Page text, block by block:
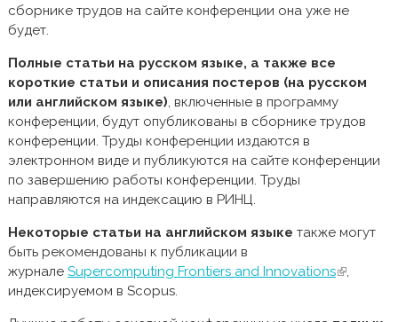
сборнике трудов на сайте конференции она уже не
будет.
Полные статьи на русском языке, а также все
короткие статьи и описания постеров (на русском
или английском языке), включенные в программу
конференции, будут опубликованы в сборнике трудов
конференции. Труды конференции издаются в
электронном виде и публикуются на сайте конференции
по завершению работы конференции. Труды
направляются на индексацию в РИНЦ.
Некоторые статьи на английском языке также могут
быть рекомендованы к публикации в
журнале Supercomputing Frontiers and Innovations(внешняя
,
индексируемом в Scopus.